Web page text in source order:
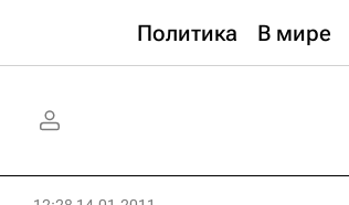
Политика В мире